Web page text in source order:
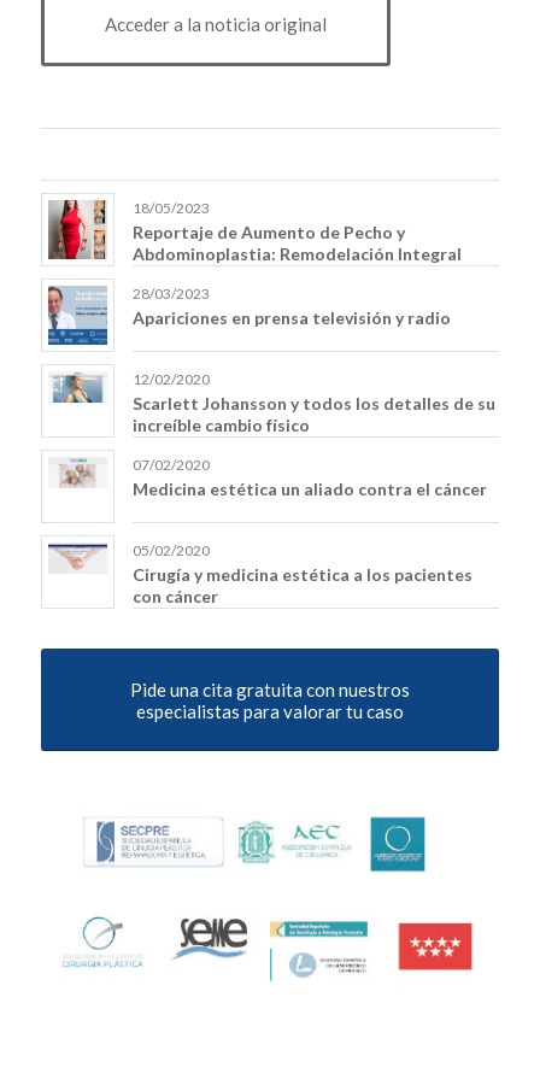
Acceder a la noticia original
18/05/2023
Reportaje de Aumento de Pecho y
Abdominoplastia: Remodelación Integral
28/03/2023
Apariciones en prensa televisión y radio
12/02/2020
Scarlett Johansson y todos los detalles de su
increíble cambio físico
07/02/2020
Medicina estética un aliado contra el cáncer
05/02/2020
Cirugía y medicina estética a los pacientes
con cáncer
Pide una cita gratuita con nuestros
especialistas para valorar tu caso